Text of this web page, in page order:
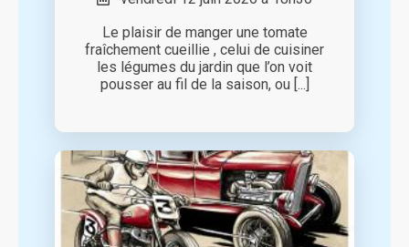
Le plaisir de manger une tomate
fraîchement cueillie , celui de cuisiner
les légumes du jardin que l’on voit
pousser au fil de la saison, ou [...]